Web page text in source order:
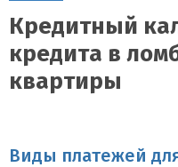
Кредитный
кредита в
квартиры
Виды платежей